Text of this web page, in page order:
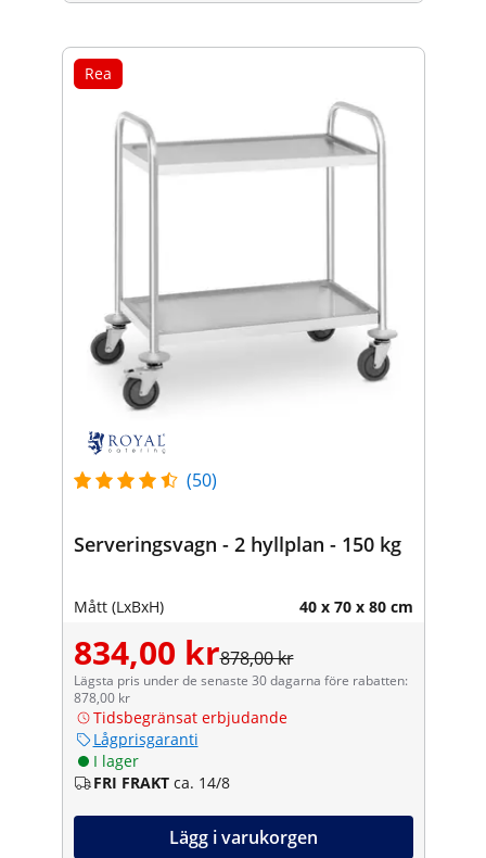
Rea
(50)
Serveringsvagn - 2 hyllplan - 150 kg
Mått (LxBxH) 40 x 70 x 80 cm
834,00 kr878,00 kr
Lägsta pris under de senaste 30 dagarna före rabatten:
878,00 kr
Tidsbegränsat erbjudande
Lågprisgaranti
I lager
FRI FRAKT ca. 14/8
Lägg i varukorgen